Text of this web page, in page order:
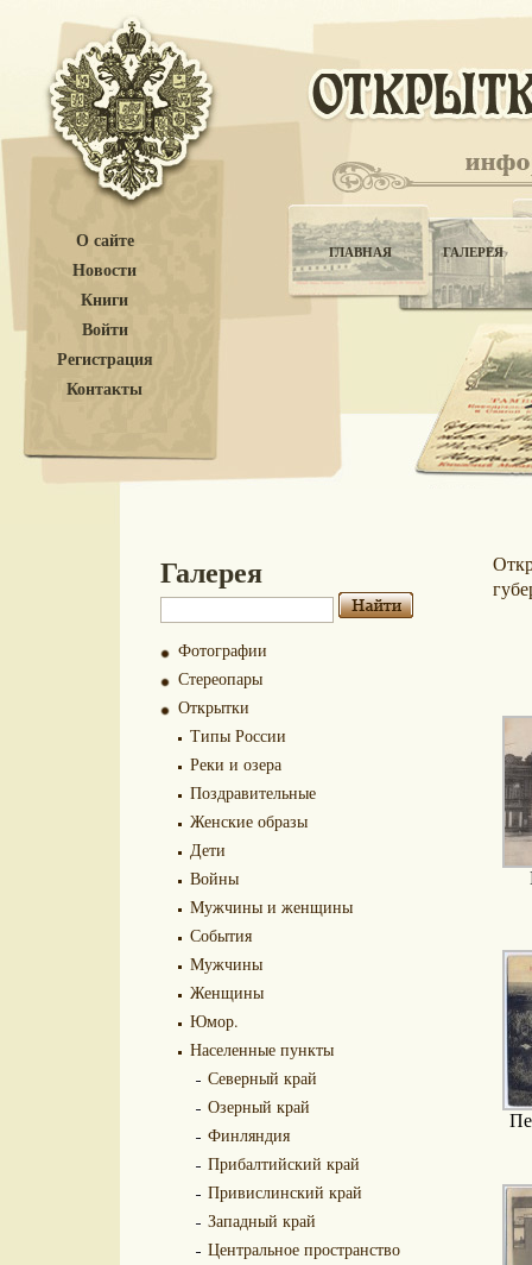
О сайте
Новости
Книги
Войти
Регистрация
Контакты
ГЛАВНАЯ ГАЛЕРЕЯ
Галерея
Фотографии
Стереопары
Открытки
Типы России
Реки и озера
Поздравительные
Женские образы
Дети
Войны
Мужчины и женщины
События
Мужчины
Женщины
Юмор.
Населенные пункты
Северный край
Озерный край
Финляндия
Прибалтийский край
Привислинский край
Западный край
Центральное пространство